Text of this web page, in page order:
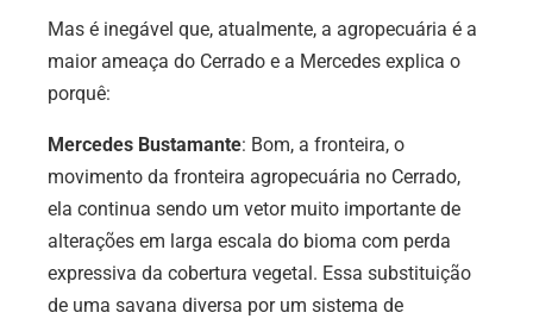
Mas é inegável que, atualmente, a agropecuária é a
maior ameaça do Cerrado e a Mercedes explica o
porquê:
Mercedes Bustamante: Bom, a fronteira, o
movimento da fronteira agropecuária no Cerrado,
ela continua sendo um vetor muito importante de
alterações em larga escala do bioma com perda
expressiva da cobertura vegetal. Essa substituição
de uma savana diversa por um sistema de